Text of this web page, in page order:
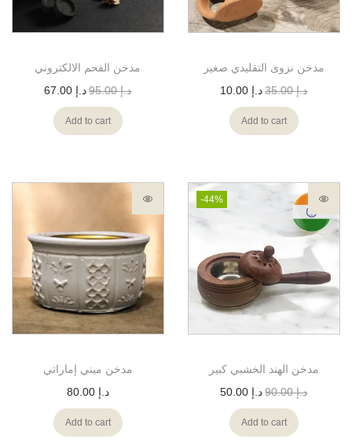
مدخن الفحم الالكتروني
د.إ95.00 د.إ
Add to cart
مدخن نزوى التقليدي صغير
د.إ35.00 د.إ
Add to cart
مدخن ميني إماراتي
د.إ 80.00
Add to cart
-44%
مدخن الهند الخشبي كبير
د.إ90.00 د.إ
Add to cart